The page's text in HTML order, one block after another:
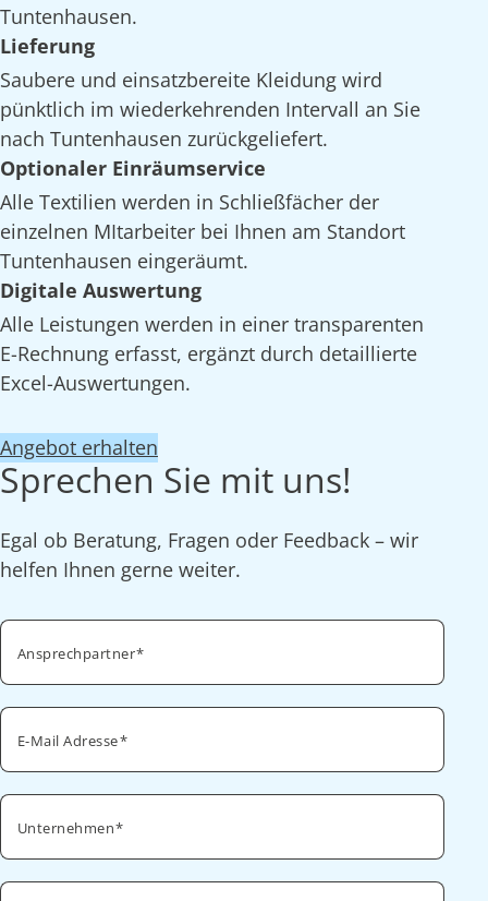
Tuntenhausen.
Lieferung
Saubere und einsatzbereite Kleidung wird
pünktlich im wiederkehrenden Intervall an Sie
nach Tuntenhausen zurückgeliefert.
Optionaler Einräumservice
Alle Textilien werden in Schließfächer der
einzelnen MItarbeiter bei Ihnen am Standort
Tuntenhausen eingeräumt.
Digitale Auswertung
Alle Leistungen werden in einer transparenten
E-Rechnung erfasst, ergänzt durch detaillierte
Excel-Auswertungen.
Angebot erhalten
Sprechen Sie mit uns!
Egal ob Beratung, Fragen oder Feedback – wir
helfen Ihnen gerne weiter.
Ansprechpartner
E-Mail Adresse
Unternehmen